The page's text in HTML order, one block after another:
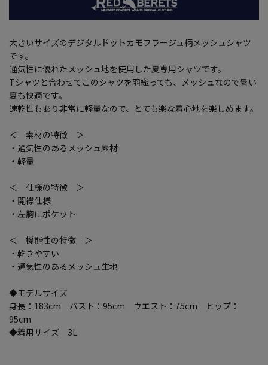
大きいサイズのデジタルドットカモフラージュ柄メッシュシャツ
です。
通気性に優れたメッシュ地を使用した夏専用シャツです。
Tシャツと合わせてこのシャツを羽織っても、メッシュなので暑い
夏も快適です。
速乾性もあり非常に軽量なので、とても楽な着心地を楽しめます。
＜ 素材の特徴 ＞
・通気性のあるメッシュ素材
・軽量
＜ 仕様の特徴 ＞
・開襟仕様
・左胸にポケット
＜ 機能性の特徴 ＞
・乾きやすい
・通気性のあるメッシュ生地
◆モデルサイズ
身長：183cm バスト：95cm ウエスト：75cm ヒップ：
95cm
◆着用サイズ 3L